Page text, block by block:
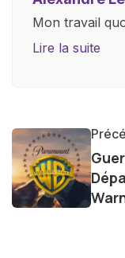
Mon travail
nouveaux
informations
les
dans le
évolution.
Lire la suite